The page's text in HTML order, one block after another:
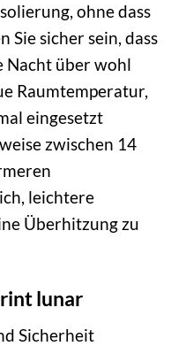
ohne dass
Sie sicher sein, dass
Nacht über wohl
Raumtemperatur,
eingesetzt
zwischen 14
leichtere
Überhitzung zu
lunar
Sicherheit